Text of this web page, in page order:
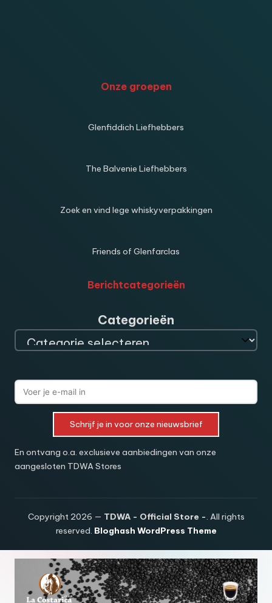
Onze groepen
Glenfiddich Liefhebbers
The Balvenie Liefhebbers
Zoek en vind lege whiskyverpakkingen
Friends of Glenfarclas
Berichtcategorieën
Categorieën
Schrijf je in voor onze nieuwsbrief
En ontvang o.a. exclusieve aanbiedingen van onze
aangesloten TDWA Stores
Copyright 2026 — TDWA - Official Store -. All rights
reserved. Bloghash WordPress Theme